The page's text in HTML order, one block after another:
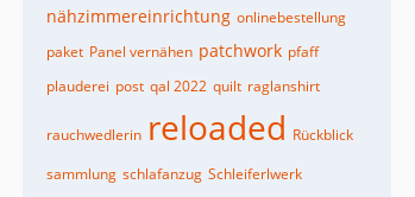
nähzimmereinrichtung onlinebestellung
paket Panel vernähen patchwork pfaff
plauderei post qal 2022 quilt raglanshirt
rauchwedlerin reloaded Rückblick
sammlung schlafanzug Schleiferlwerk